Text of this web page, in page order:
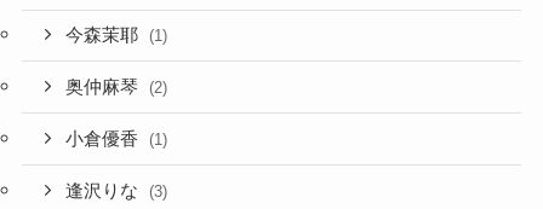
今森茉耶 (1)
奥仲麻琴 (2)
小倉優香 (1)
逢沢りな (3)